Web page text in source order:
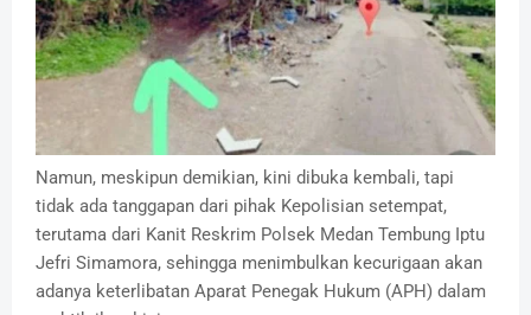
Namun, meskipun demikian, kini dibuka kembali, tapi
tidak ada tanggapan dari pihak Kepolisian setempat,
terutama dari Kanit Reskrim Polsek Medan Tembung Iptu
Jefri Simamora, sehingga menimbulkan kecurigaan akan
adanya keterlibatan Aparat Penegak Hukum (APH) dalam